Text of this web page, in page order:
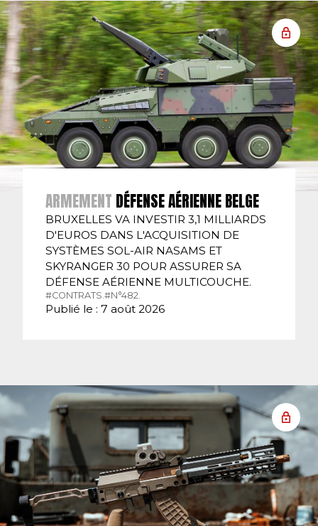
ARMEMENT DÉFENSE AÉRIENNE BELGE
BRUXELLES VA INVESTIR 3,1 MILLIARDS
D'EUROS DANS L'ACQUISITION DE
SYSTÈMES SOL-AIR NASAMS ET
SKYRANGER 30 POUR ASSURER SA
DÉFENSE AÉRIENNE MULTICOUCHE.
#CONTRATS.#N°482.
Publié le : 7 août 2026